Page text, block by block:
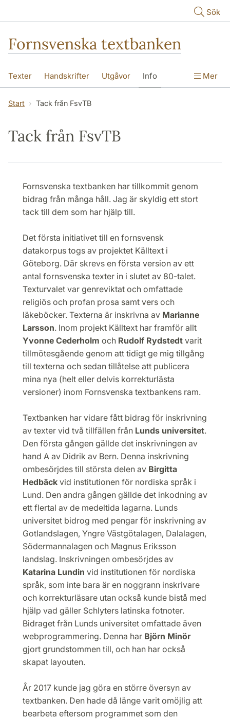
Sök
Fornsvenska textbanken
Texter Handskrifter Utgåvor Info Mer
Start Tack från FsvTB
Tack från FsvTB
Fornsvenska textbanken har tillkommit genom
bidrag från många håll. Jag är skyldig ett stort
tack till dem som har hjälp till.
Det första initiativet till en fornsvensk
datakorpus togs av projektet Källtext i
Göteborg. Där skrevs en första version av ett
antal fornsvenska texter in i slutet av 80-talet.
Texturvalet var genreviktat och omfattade
religiös och profan prosa samt vers och
läkeböcker. Texterna är inskrivna av Marianne
Larsson. Inom projekt Källtext har framför allt
Yvonne Cederholm och Rudolf Rydstedt varit
tillmötesgående genom att tidigt ge mig tillgång
till texterna och sedan tillåtelse att publicera
mina nya (helt eller delvis korrekturlästa
versioner) inom Fornsvenska textbankens ram.
Textbanken har vidare fått bidrag för inskrivning
av texter vid två tillfällen från Lunds universitet.
Den första gången gällde det inskrivningen av
hand A av Didrik av Bern. Denna inskrivning
ombesörjdes till största delen av Birgitta
Hedbäck vid institutionen för nordiska språk i
Lund. Den andra gången gällde det inkodning av
ett flertal av de medeltida lagarna. Lunds
universitet bidrog med pengar för inskrivning av
Gotlandslagen, Yngre Västgötalagen, Dalalagen,
Södermannalagen och Magnus Eriksson
landslag. Inskrivningen ombesörjdes av
Katarina Lundin vid institutionen för nordiska
språk, som inte bara är en noggrann inskrivare
och korrekturläsare utan också kunde bistå med
hjälp vad gäller Schlyters latinska fotnoter.
Bidraget från Lunds universitet omfattade även
webprogrammering. Denna har Björn Minör
gjort grundstommen till, och han har också
skapat layouten.
År 2017 kunde jag göra en större översyn av
textbanken. Den hade då länge varit omöjlig att
bearbeta eftersom programmet som den